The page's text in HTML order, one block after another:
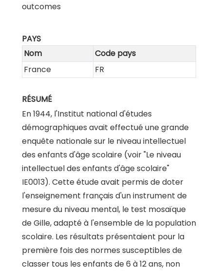
outcomes
PAYS
Nom
Code pays
France
FR
RÉSUMÉ
En 1944, l'Institut national d'études
démographiques avait effectué une grande
enquête nationale sur le niveau intellectuel
des enfants d'âge scolaire (voir "Le niveau
intellectuel des enfants d'âge scolaire"
IE0013). Cette étude avait permis de doter
l'enseignement français d'un instrument de
mesure du niveau mental, le test mosaïque
de Gille, adapté à l'ensemble de la population
scolaire. Les résultats présentaient pour la
première fois des normes susceptibles de
classer tous les enfants de 6 à 12 ans, non